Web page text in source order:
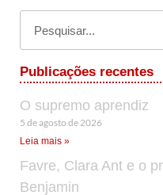
Publicações recentes
O supremo aprendiz
5 de agosto de 2026
Leia mais »
Favre, Clara Ant e o
Benjamin